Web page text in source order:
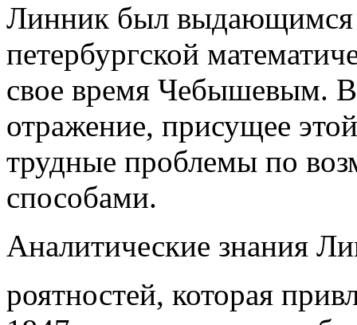
Линник был выдающимся
петербургской
свое время Чебышевым.
отражение, присущее
трудные проблемы по
способами.
Аналитические знания
роятностей, которая